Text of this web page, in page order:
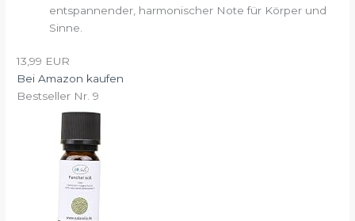
entspannender, harmonischer Note für Körper und
Sinne.
13,99 EUR
Bei Amazon kaufen
Bestseller Nr. 9